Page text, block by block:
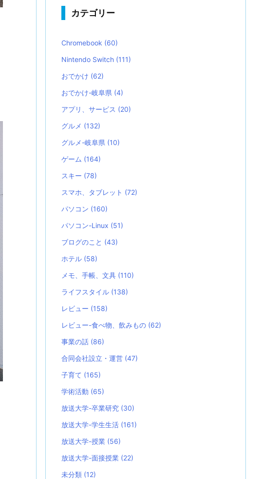
カテゴリー
Chromebook (60)
Nintendo Switch (111)
おでかけ (62)
おでかけ-岐阜県 (4)
アプリ、サービス (20)
グルメ (132)
グルメ-岐阜県 (10)
ゲーム (164)
スキー (78)
スマホ、タブレット (72)
パソコン (160)
パソコン-Linux (51)
ブログのこと (43)
ホテル (58)
メモ、手帳、文具 (110)
ライフスタイル (138)
レビュー (158)
レビュー-食べ物、飲みもの (62)
事業の話 (86)
合同会社設立・運営 (47)
子育て (165)
学術活動 (65)
放送大学-卒業研究 (30)
放送大学-学生生活 (161)
放送大学-授業 (56)
放送大学-面接授業 (22)
未分類 (12)